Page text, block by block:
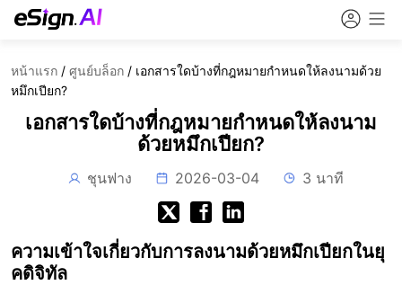
หน้าแรก / ศูนย์บล็อก / เอกสารใดบ้างที่กฎหมายกำหนดให้ลงนามด้วย
หมึกเปียก?
เอกสารใดบ้างที่กฎหมายกำหนดให้ลงนาม
ด้วยหมึกเปียก?
ชุนฟาง 2026-03-04 3 นาที
ความเข้าใจเกี่ยวกับการลงนามด้วยหมึกเปียกในยุ
คดิจิทัล